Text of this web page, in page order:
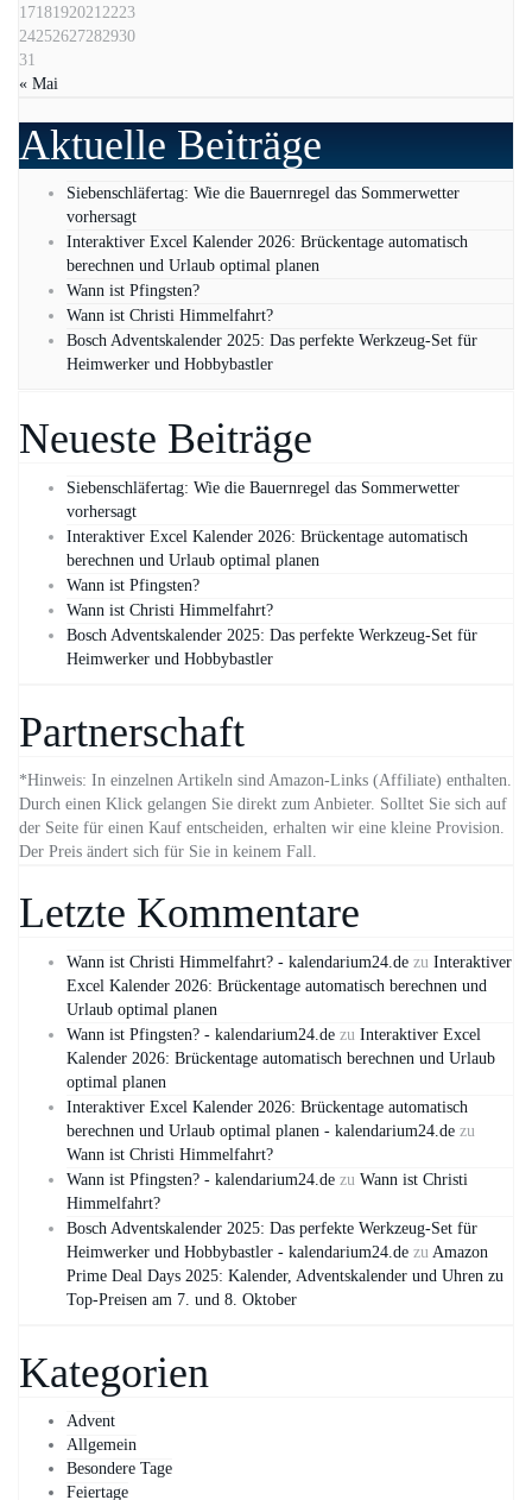
17181920212223
24252627282930
31
« Mai
Aktuelle Beiträge
Siebenschläfertag: Wie die Bauernregel das Sommerwetter
vorhersagt
Interaktiver Excel Kalender 2026: Brückentage automatisch
berechnen und Urlaub optimal planen
Wann ist Pfingsten?
Wann ist Christi Himmelfahrt?
Bosch Adventskalender 2025: Das perfekte Werkzeug-Set für
Heimwerker und Hobbybastler
Neueste Beiträge
Siebenschläfertag: Wie die Bauernregel das Sommerwetter
vorhersagt
Interaktiver Excel Kalender 2026: Brückentage automatisch
berechnen und Urlaub optimal planen
Wann ist Pfingsten?
Wann ist Christi Himmelfahrt?
Bosch Adventskalender 2025: Das perfekte Werkzeug-Set für
Heimwerker und Hobbybastler
Partnerschaft
*Hinweis: In einzelnen Artikeln sind Amazon-Links (Affiliate) enthalten.
Durch einen Klick gelangen Sie direkt zum Anbieter. Solltet Sie sich auf
der Seite für einen Kauf entscheiden, erhalten wir eine kleine Provision.
Der Preis ändert sich für Sie in keinem Fall.
Letzte Kommentare
Wann ist Christi Himmelfahrt? - kalendarium24.de zu Interaktiver
Excel Kalender 2026: Brückentage automatisch berechnen und
Urlaub optimal planen
Wann ist Pfingsten? - kalendarium24.de zu Interaktiver Excel
Kalender 2026: Brückentage automatisch berechnen und Urlaub
optimal planen
Interaktiver Excel Kalender 2026: Brückentage automatisch
berechnen und Urlaub optimal planen - kalendarium24.de zu
Wann ist Christi Himmelfahrt?
Wann ist Pfingsten? - kalendarium24.de zu Wann ist Christi
Himmelfahrt?
Bosch Adventskalender 2025: Das perfekte Werkzeug-Set für
Heimwerker und Hobbybastler - kalendarium24.de zu Amazon
Prime Deal Days 2025: Kalender, Adventskalender und Uhren zu
Top-Preisen am 7. und 8. Oktober
Kategorien
Advent
Allgemein
Besondere Tage
Feiertage